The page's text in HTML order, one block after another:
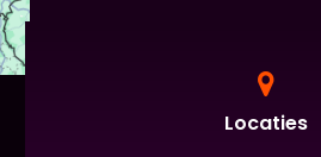
Locaties